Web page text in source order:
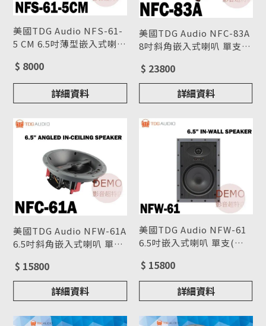
美國TDG Audio NFS-61-
5 CM 6.5吋薄型嵌入式喇叭
$ 8000
詳細資料
美國TDG Audio NFC-83A
8吋斜角嵌入式喇叭 單支
$ 23800
詳細資料
美國TDG Audio NFW-61A
6.5吋斜角嵌入式喇叭 單支
$ 15800
詳細資料
美國TDG Audio NFW-61
6.5吋嵌入式喇叭 單支(箱)
$ 15800
詳細資料